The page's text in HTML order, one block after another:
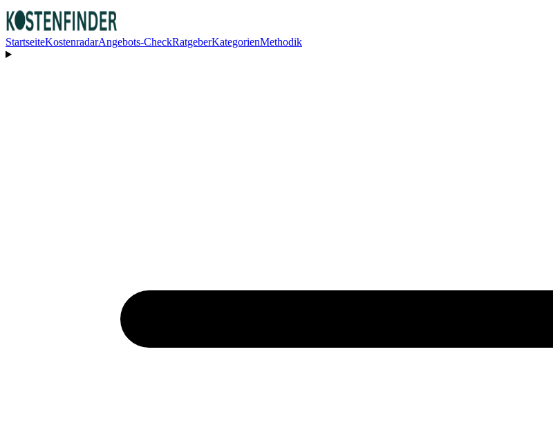
StartseiteKostenradarAngebots-CheckRatgeberKategorienMethodik